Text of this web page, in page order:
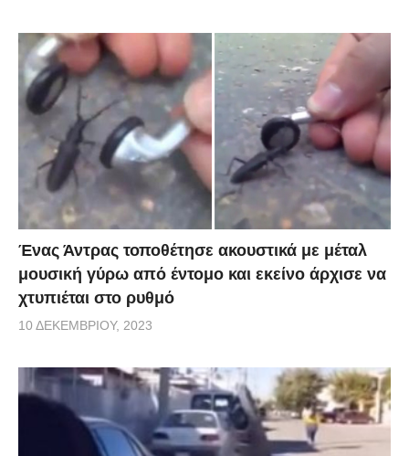
Ένας Άντρας τοποθέτησε ακουστικά με μέταλ
μουσική γύρω από έντομο και εκείνο άρχισε να
χτυπιέται στο ρυθμό
10 ΔΕΚΕΜΒΡΊΟΥ, 2023